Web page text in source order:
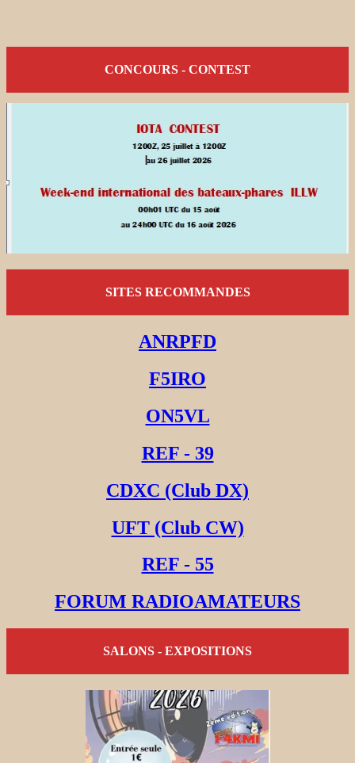
CONCOURS - CONTEST
SITES RECOMMANDES
ANRPFD
F5IRO
ON5VL
REF - 39
CDXC (Club DX)
UFT (Club CW)
REF - 55
FORUM RADIOAMATEURS
SALONS - EXPOSITIONS